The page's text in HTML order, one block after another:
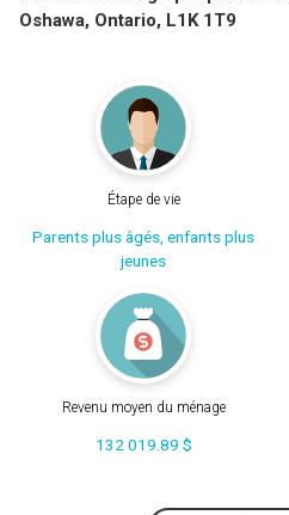
Oshawa, Ontario, L1K 1T9
Étape de vie
Parents plus âgés, enfants plus
jeunes
Revenu moyen du ménage
132 019.89 $